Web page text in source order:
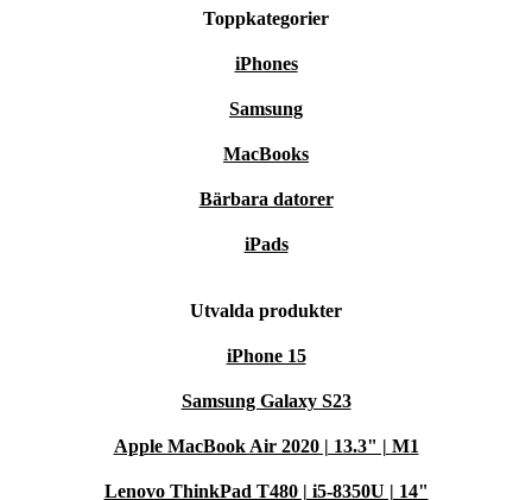
Toppkategorier
iPhones
Samsung
MacBooks
Bärbara datorer
iPads
Utvalda produkter
iPhone 15
Samsung Galaxy S23
Apple MacBook Air 2020 | 13.3" | M1
Lenovo ThinkPad T480 | i5-8350U | 14"